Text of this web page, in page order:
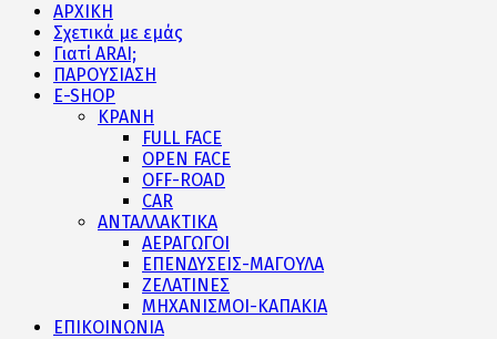
ΑΡΧΙΚΗ
Σχετικά με εμάς
Γιατί ARAI;
ΠΑΡΟΥΣΙΑΣΗ
E-SHOP
ΚΡΑΝΗ
FULL FACE
OPEN FACE
OFF-ROAD
CAR
ΑΝΤΑΛΛΑΚΤΙΚΑ
ΑΕΡΑΓΩΓΟΙ
ΕΠΕΝΔΥΣΕΙΣ-ΜΑΓΟΥΛΑ
ΖΕΛΑΤΙΝΕΣ
ΜΗΧΑΝΙΣΜΟΙ-ΚΑΠΑΚΙΑ
ΕΠΙΚΟΙΝΩΝΙΑ